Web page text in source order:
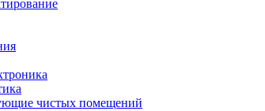
чистых помещений